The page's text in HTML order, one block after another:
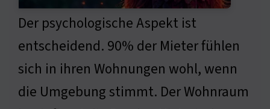
Der psychologische Aspekt ist
entscheidend. 90% der Mieter fühlen
sich in ihren Wohnungen wohl, wenn
die Umgebung stimmt. Der Wohnraum